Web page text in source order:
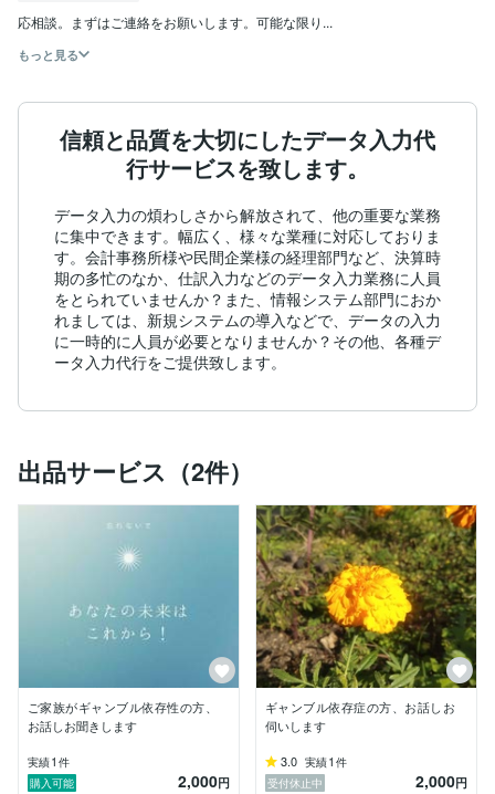
応相談。まずはご連絡をお願いします。可能な限り...
もっと見る
信頼と品質を大切にしたデータ入力代
行サービスを致します。
データ入力の煩わしさから解放されて、他の重要な業務
に集中できます。幅広く、様々な業種に対応しておりま
す。会計事務所様や民間企業様の経理部門など、決算時
期の多忙のなか、仕訳入力などのデータ入力業務に人員
をとられていませんか？また、情報システム部門におか
れましては、新規システムの導入などで、データの入力
に一時的に人員が必要となりませんか？その他、各種デ
ータ入力代行をご提供致します。
出品サービス（2件）
ご家族がギャンブル依存性の方、
お話しお聞きします
実績1 件
購入可能
2,000円
ギャンブル依存症の方、お話しお
伺いします
3.0 実績1 件
受付休止中
2,000円